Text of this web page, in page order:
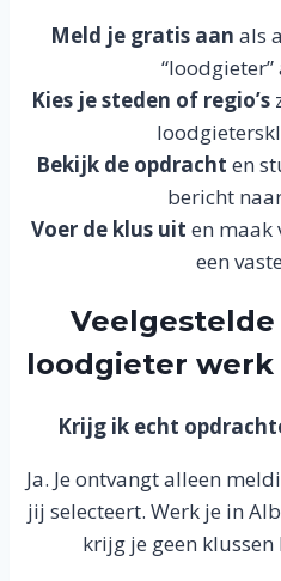
Meld je gratis aan als
Kies je steden of regio’s
Bekijk de opdracht en
bericht
Voer de klus uit en maak
een
loodgieter
Krijg ik echt
Ja. Je ontvangt alleen
jij selecteert. Werk je in
krijg je geen